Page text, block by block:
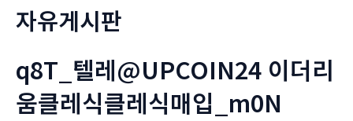
자유게시판
q8T_텔레@UPCOIN24 이더리
움클레식클레식매입_m0N